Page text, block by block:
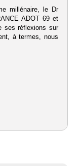
millénaire, le Dr
ADOT 69 et
ses réflexions sur
à termes, nous